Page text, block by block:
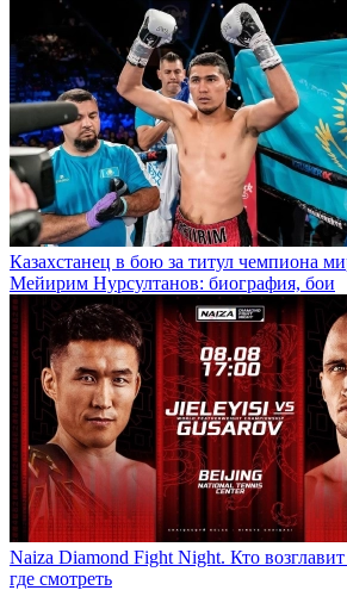
Казахстанец в бою за титул чемпиона
Мейирим Нурсултанов: биография, бои
Naiza Diamond Fight Night. Кто
где смотреть